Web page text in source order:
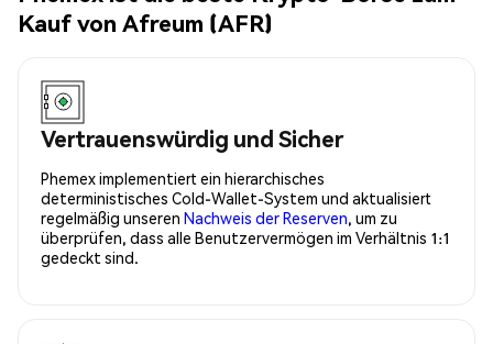
Kauf von Afreum (AFR)
Vertrauenswürdig und Sicher
Phemex implementiert ein hierarchisches
deterministisches Cold-Wallet-System und aktualisiert
regelmäßig unseren Nachweis der Reserven, um zu
überprüfen, dass alle Benutzervermögen im Verhältnis 1:1
gedeckt sind.